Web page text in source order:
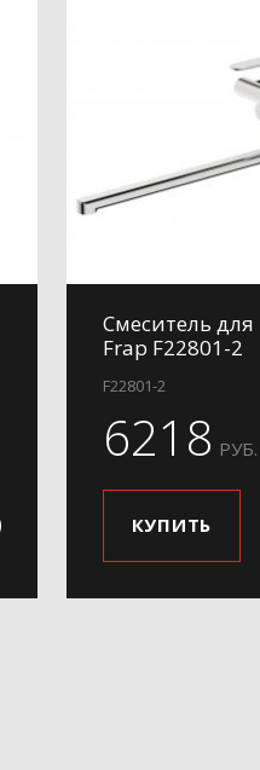
Смеситель
Frap F22801-2
F22801-2
6218 РУБ.
КУПИТЬ